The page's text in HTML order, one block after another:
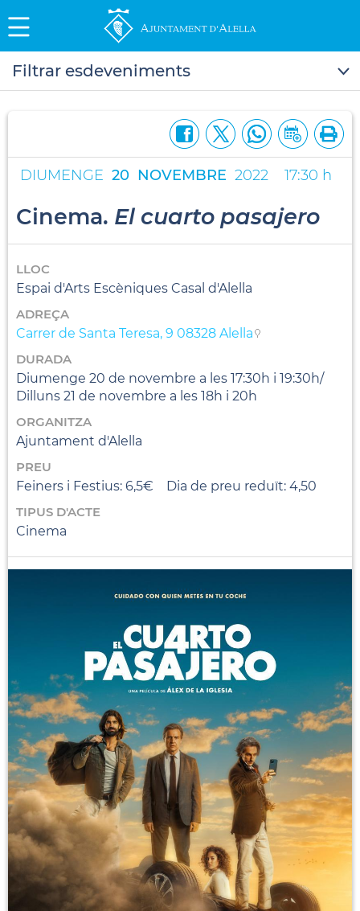
Filtrar esdeveniments
DIUMENGE 20 NOVEMBRE 2022 17:30 h
Cinema. El cuarto pasajero
LLOC
Espai d'Arts Escèniques Casal d'Alella
ADREÇA
Carrer de Santa Teresa, 9 08328 Alella
DURADA
Diumenge 20 de novembre a les 17:30h i 19:30h/
Dilluns 21 de novembre a les 18h i 20h
ORGANITZA
Ajuntament d'Alella
PREU
Feiners i Festius: 6,5€ Dia de preu reduït: 4,50
TIPUS D'ACTE
Cinema